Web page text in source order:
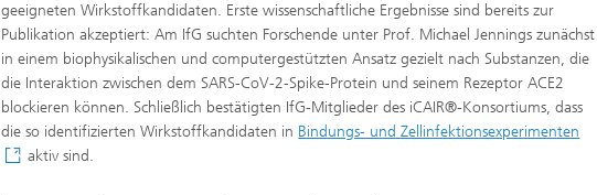
geeigneten Wirkstoffkandidaten. Erste wissenschaftliche Ergebnisse sind bereits zur
Publikation akzeptiert: Am IfG suchten Forschende unter Prof. Michael Jennings zunächst
in einem biophysikalischen und computergestützten Ansatz gezielt nach Substanzen, die
die Interaktion zwischen dem SARS-CoV-2-Spike-Protein und seinem Rezeptor ACE2
blockieren können. Schließlich bestätigten IfG-Mitglieder des iCAIR®-Konsortiums, dass
die so identifizierten Wirkstoffkandidaten in Bindungs- und Zellinfektionsexperimenten
aktiv sind.